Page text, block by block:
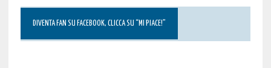
DIVENTA FAN SU FACEBOOK, CLICCA SU “MI PIACE!”